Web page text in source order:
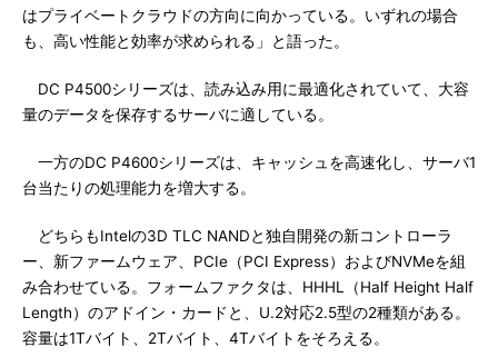
はプライベートクラウドの方向に向かっている。いずれの場合
も、高い性能と効率が求められる」と語った。
DC P4500シリーズは、読み込み用に最適化されていて、大容
量のデータを保存するサーバに適している。
一方のDC P4600シリーズは、キャッシュを高速化し、サーバ1
台当たりの処理能力を増大する。
どちらもIntelの3D TLC NANDと独自開発の新コントローラ
ー、新ファームウェア、PCIe（PCI Express）およびNVMeを組
み合わせている。フォームファクタは、HHHL（Half Height Half
Length）のアドイン・カードと、U.2対応2.5型の2種類がある。
容量は1Tバイト、2Tバイト、4Tバイトをそろえる。